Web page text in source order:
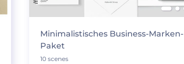
Minimalistisches Business-Marken-
Paket
10 scenes